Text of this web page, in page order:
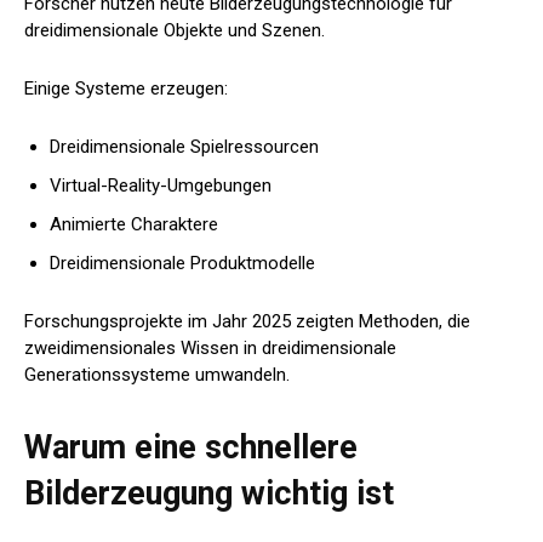
dreidimensionale Objekte und Szenen.
Einige Systeme erzeugen:
Dreidimensionale Spielressourcen
Virtual-Reality-Umgebungen
Animierte Charaktere
Dreidimensionale Produktmodelle
Forschungsprojekte im Jahr 2025 zeigten Methoden, die
zweidimensionales Wissen in dreidimensionale
Generationssysteme umwandeln.
Warum eine schnellere
Bilderzeugung wichtig ist